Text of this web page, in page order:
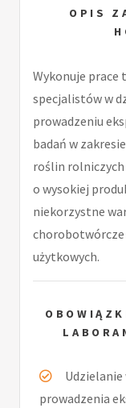
OPIS
Wykonuje prace
specjalistów w
prowadzeniu
badań w
roślin rolniczych
o wysokiej
niekorzystne
chorobotwórcze
użytkowych.
prowadzenia